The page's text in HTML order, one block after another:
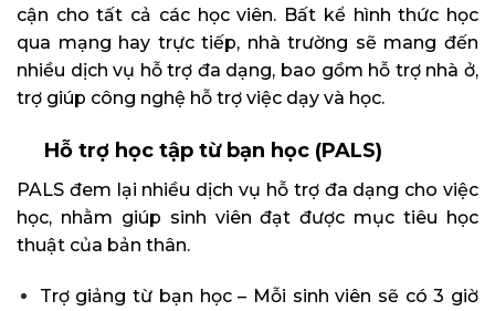
cận cho tất cả các học viên. Bất kể hình thức học
qua mạng hay trực tiếp, nhà trường sẽ mang đến
nhiều dịch vụ hỗ trợ đa dạng, bao gồm hỗ trợ nhà ở,
trợ giúp công nghệ hỗ trợ việc dạy và học.
Hỗ trợ học tập từ bạn học (PALS)
PALS đem lại nhiều dịch vụ hỗ trợ đa dạng cho việc
học, nhằm giúp sinh viên đạt được mục tiêu học
thuật của bản thân.
Trợ giảng từ bạn học – Mỗi sinh viên sẽ có 3 giờ